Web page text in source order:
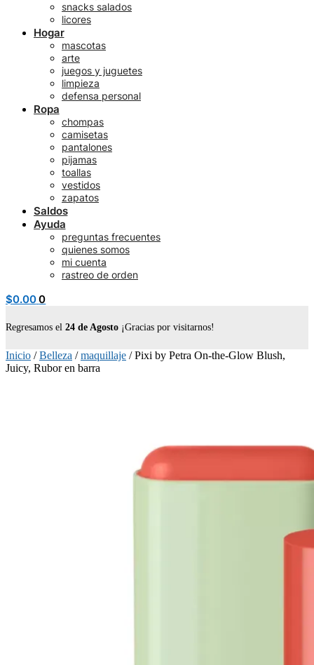
snacks salados
licores
Hogar
mascotas
arte
juegos y juguetes
limpieza
defensa personal
Ropa
chompas
camisetas
pantalones
pijamas
toallas
vestidos
zapatos
Saldos
Ayuda
preguntas frecuentes
quienes somos
mi cuenta
rastreo de orden
$0.00 0
Regresamos el 24 de Agosto ¡Gracias por visitarnos!
Inicio /Belleza /maquillaje /Pixi by Petra On-the-Glow Blush,
Juicy, Rubor en barra